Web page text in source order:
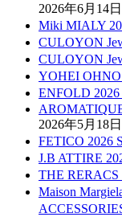
2026年6月14日
Miki MIALY
CULOYON
CULOYON
YOHEI OHNO
ENFOLD
2026年5月18日
FETICO 2026
J.B ATTIRE
THE RERACS
Maison